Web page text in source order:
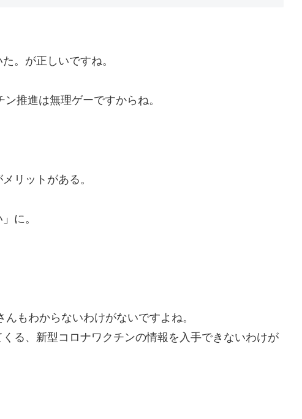
。が正しいですね。
推進は無理ゲーですからね。
リットがある。
に。
んもわからないわけがないですよね。
る、新型コロナワクチンの情報を入手できないわけが